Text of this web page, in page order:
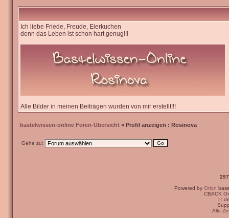
Ich liebe Friede, Freude, Eierkuchen
denn das Leben ist schon hart genug!!!
Alle Bilder in meinen Beiträgen wurden von mir erstellt!!!
bastelwissen-online Foren-Übersicht » Profil anzeigen : Rosinova
Gehe zu:
Powered by Orion
CBACK
:-:
Alle